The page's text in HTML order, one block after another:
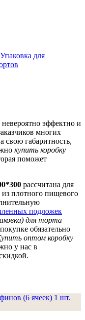
Упаковка для
эффектно и
многих
свою габаритность,
купить коробку
поможет
рассчитана для
плотного пищевого
подложек
для торта
обязательно
оптом коробку
у нас в